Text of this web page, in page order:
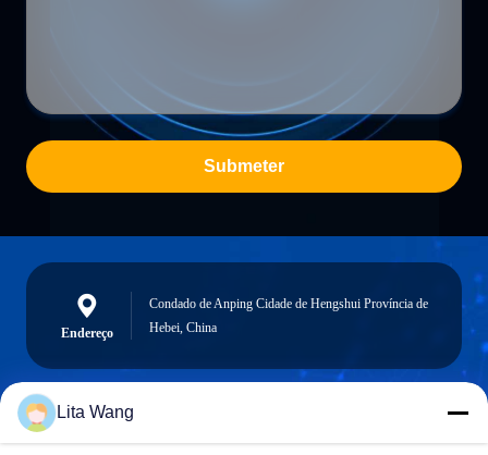
Submeter
Endereço
Condado de Anping Cidade de Hengshui Província de
Hebei, China
lita@screenmeshnet.com
Lita Wang